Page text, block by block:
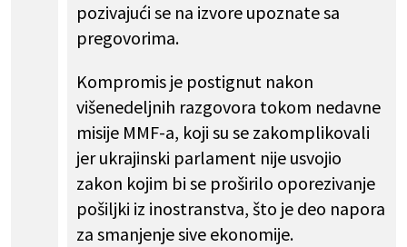
pozivajući se na izvore upoznate sa
pregovorima.
Kompromis je postignut nakon
višenedeljnih razgovora tokom nedavne
misije MMF-a, koji su se zakomplikovali
jer ukrajinski parlament nije usvojio
zakon kojim bi se proširilo oporezivanje
pošiljki iz inostranstva, što je deo napora
za smanjenje sive ekonomije.